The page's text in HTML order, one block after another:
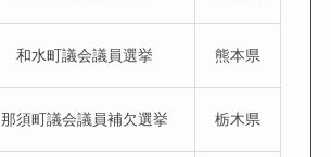
和水町議会議員選挙 熊本県
那須町議会議員補欠選挙 栃木県